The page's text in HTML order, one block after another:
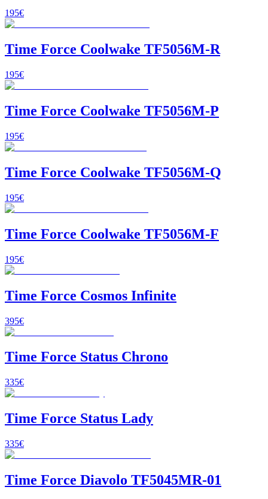
195€
Time Force Coolwake TF5056M-R
195€
Time Force Coolwake TF5056M-P
195€
Time Force Coolwake TF5056M-Q
195€
Time Force Coolwake TF5056M-F
195€
Time Force Cosmos Infinite
395€
Time Force Status Chrono
335€
Time Force Status Lady
335€
Time Force Diavolo TF5045MR-01